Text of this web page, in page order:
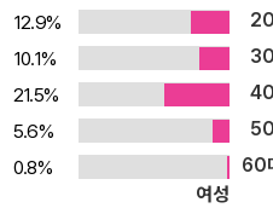
12.9%
10.1%
21.5%
5.6%
0.8%
60
여성